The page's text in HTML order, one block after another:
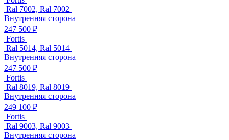
Ral 7002, Ral 7002
Внутренняя сторона
247 500 ₽
Fortis
Ral 5014, Ral 5014
Внутренняя сторона
247 500 ₽
Fortis
Ral 8019, Ral 8019
Внутренняя сторона
249 100 ₽
Fortis
Ral 9003, Ral 9003
Внутренняя сторона